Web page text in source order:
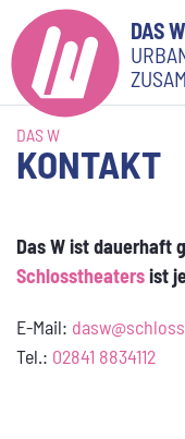
DAS W
DAS W
KONTAKT
Das W ist dauerhaft
Schlosstheatersist
E-Mail:
Tel.: 02841 8834112